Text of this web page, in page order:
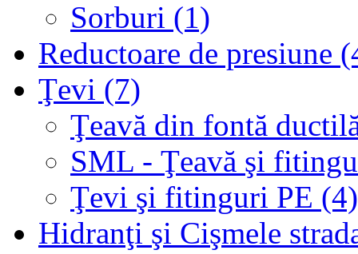
Sorburi (1)
Reductoare de presiune
Ţevi (7)
Ţeavă din fontă
SML - Ţeavă şi
Ţevi şi fitinguri PE (4)
Hidranţi şi Cişmele